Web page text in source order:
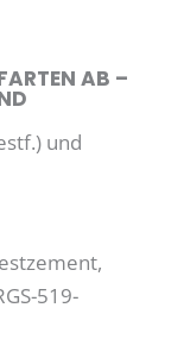
AB –
und
519-